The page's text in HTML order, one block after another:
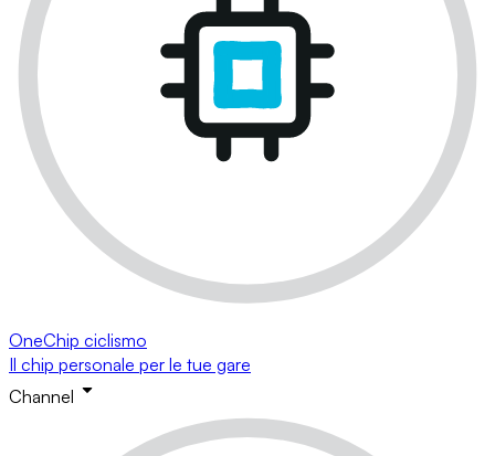
OneChip ciclismo
Il chip personale per le tue gare
Channel